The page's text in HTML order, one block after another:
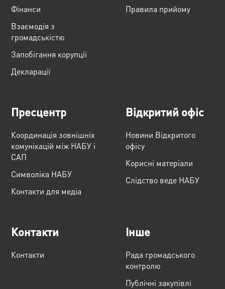
Фінанси
Взаємодія з
громадськістю
Запобігання корупції
Декларації
Правила прийому
Пресцентр
Координація зовнішніх
комунікацій між НАБУ і
САП
Cимволіка НАБУ
Контакти для медіа
Відкритий офіс
Новини Відкритого
офісу
Корисні матеріали
Слідство веде НАБУ
Контакти
Контакти
Інше
Рада громадського
контролю
Публічні закупівлі